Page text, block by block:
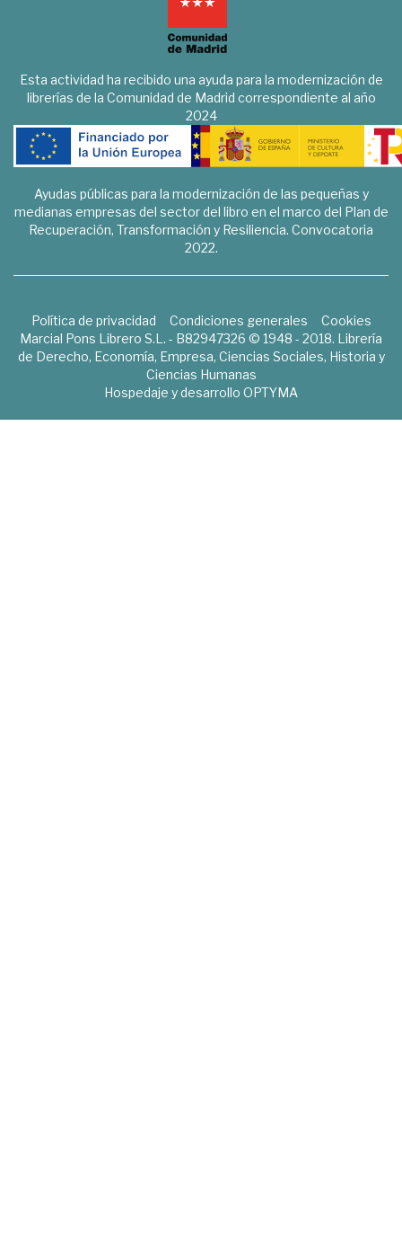
Esta actividad ha recibido una ayuda para la modernización de
librerías de la Comunidad de Madrid correspondiente al año
2024
Ayudas públicas para la modernización de las pequeñas y
medianas empresas del sector del libro en el marco del Plan de
Recuperación, Transformación y Resiliencia. Convocatoria
2022.
Política de privacidad Condiciones generales
Cookies
Marcial Pons Librero S.L. - B82947326 © 1948 - 2018. Librería
de Derecho, Economía, Empresa, Ciencias Sociales, Historia y
Ciencias Humanas
Hospedaje y desarrollo OPTYMA